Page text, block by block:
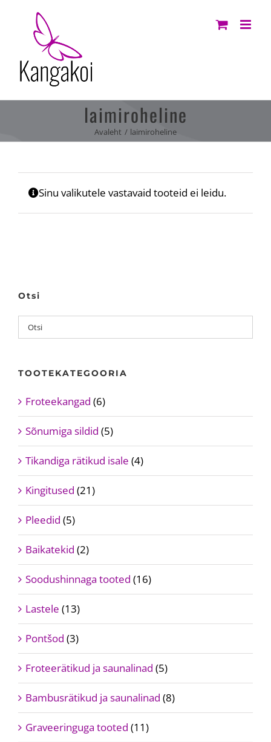
content
laimiroheline
Avaleht laimiroheline
Sinu valikutele vastavaid tooteid ei leidu.
Otsi
TOOTEKATEGOORIA
Froteekangad (6)
Sõnumiga sildid (5)
Tikandiga rätikud isale (4)
Kingitused (21)
Pleedid (5)
Baikatekid (2)
Soodushinnaga tooted (16)
Lastele (13)
Pontšod (3)
Froteerätikud ja saunalinad (5)
Bambusrätikud ja saunalinad (8)
Graveeringuga tooted (11)